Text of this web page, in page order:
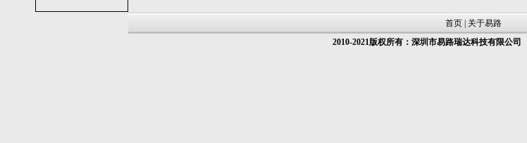
首页
关于易路
2010-2021版权所有：深圳市易路瑞达科技有限公司